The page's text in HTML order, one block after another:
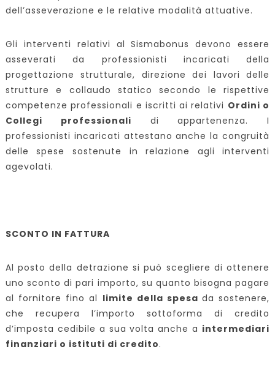
dell’asseverazione e le relative modalità attuative.
Gli interventi relativi al Sismabonus devono essere
asseverati da professionisti incaricati della
progettazione strutturale, direzione dei lavori delle
strutture e collaudo statico secondo le rispettive
competenze professionali e iscritti ai relativi Ordini o
Collegi professionali di appartenenza. I
professionisti incaricati attestano anche la congruità
delle spese sostenute in relazione agli interventi
agevolati.
SCONTO IN FATTURA
Al posto della detrazione si può scegliere di ottenere
uno sconto di pari importo, su quanto bisogna pagare
al fornitore fino al limite della spesa da sostenere,
che recupera l’importo sottoforma di credito
d’imposta cedibile a sua volta anche a intermediari
finanziari o istituti di credito.